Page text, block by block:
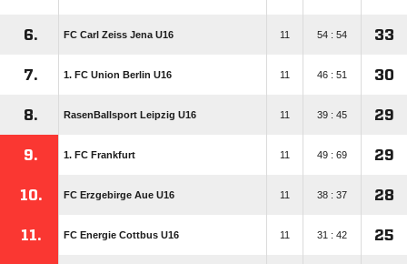
6. FC Carl Zeiss Jena U16 11 54 : 54 33
7. 1. FC Union Berlin U16 11 46 : 51 30
8. RasenBallsport Leipzig U16 11 39 : 45 29
9. 1. FC Frankfurt 11 49 : 69 29
10. FC Erzgebirge Aue U16 11 38 : 37 28
11. FC Energie Cottbus U16 11 31 : 42 25